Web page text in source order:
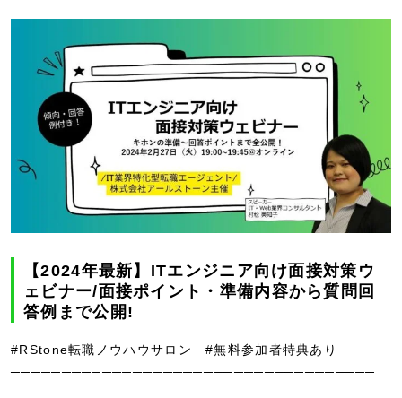
【2024年最新】ITエンジニア向け面接対策ウ
ェビナー/面接ポイント・準備内容から質問回
答例まで公開!
#RStone転職ノウハウサロン #無料参加者特典あり
────────────────────────────────────